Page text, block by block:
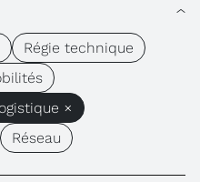
Régie technique
×
Réseau